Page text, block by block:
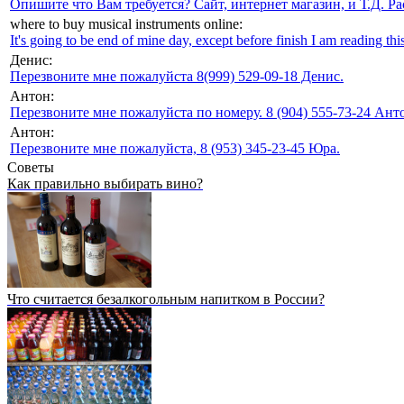
Опишите что Вам требуется? Сайт, интернет магазин, и Т.Д.
where to buy musical instruments online:
It's going to be end of mine day, except before finish I am reading
Денис:
Перезвоните мне пожалуйста 8(999) 529-09-18 Денис.
Антон:
Перезвоните мне пожалуйста по номеру. 8 (904) 555-73-24
Антон:
Перезвоните мне пожалуйста, 8 (953) 345-23-45 Юра.
Советы
Как правильно выбирать вино?
Что считается безалкогольным напитком в России?